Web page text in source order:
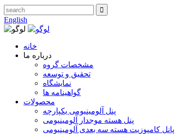
English
خانه
درباره ما
مشخصات گروه
تحقیق و توسعه
نمایشگاه
گواهینامه ها
محصولات
پنل آلومینیومی یکپارچه
پنل هسته موجدار آلومینیومی
پانل کامپوزیت هسته سه بعدی آلومینیومی